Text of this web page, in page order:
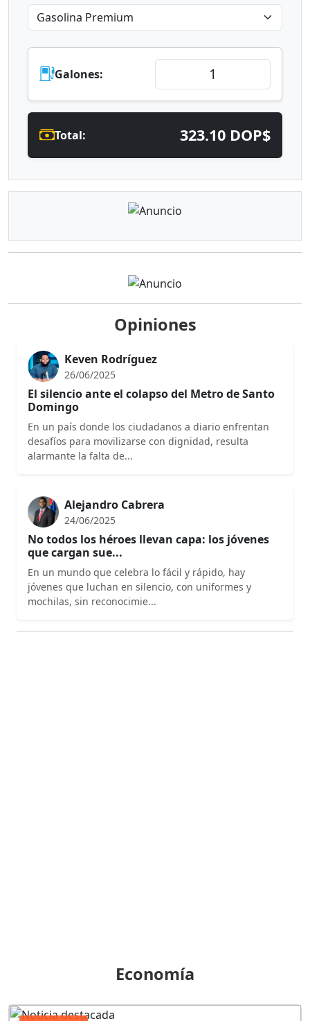
Galones:
Total: 323.10 DOP$
Opiniones
Keven Rodríguez
26/06/2025
El silencio ante el colapso del Metro de Santo
Domingo
En un país donde los ciudadanos a diario enfrentan
desafíos para movilizarse con dignidad, resulta
alarmante la falta de...
Alejandro Cabrera
24/06/2025
No todos los héroes llevan capa: los jóvenes
que cargan sue...
En un mundo que celebra lo fácil y rápido, hay
jóvenes que luchan en silencio, con uniformes y
mochilas, sin reconocimie...
Economía